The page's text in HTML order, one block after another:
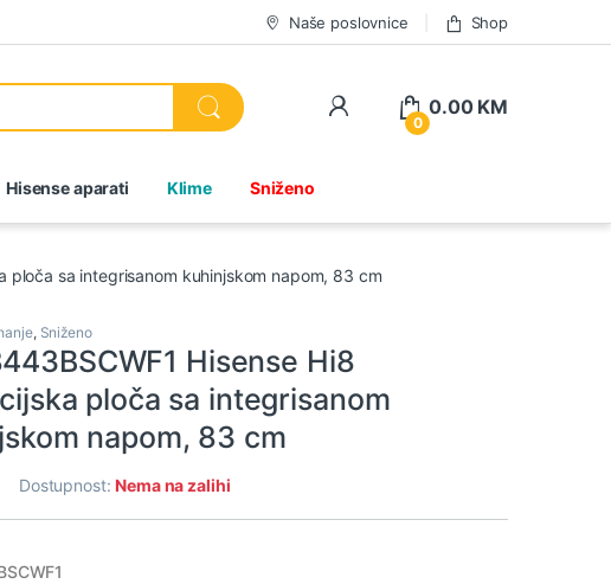
Naše poslovnice Shop
0
0.00 KM
Hisense aparati Klime Sniženo
ploča sa integrisanom kuhinjskom napom, 83 cm
, Sniženo
Hisense Hi8
ploča sa integrisanom
napom, 83 cm
Dostupnost:Nema na zalihi